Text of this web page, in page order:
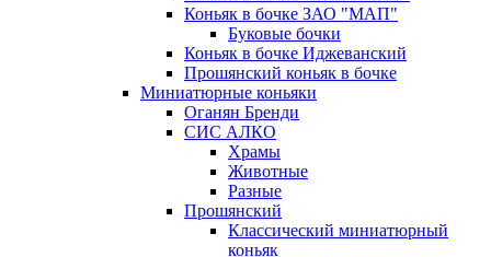
Коньяк в бочке ЗАО "МАП"
Буковые бочки
Коньяк в бочке Иджеванский
Прошянский коньяк в бочке
Миниатюрные коньяки
Оганян Бренди
СИС АЛКО
Храмы
Животные
Разные
Прошянский
Классический миниатюрный
коньяк